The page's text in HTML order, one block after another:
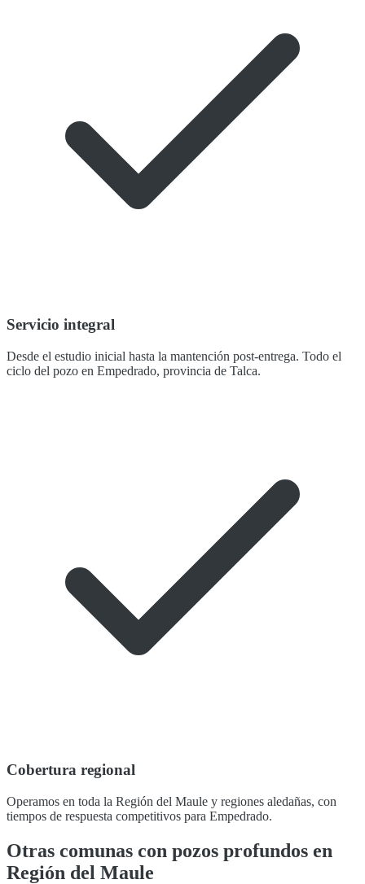
Servicio integral
Desde el estudio inicial hasta la mantención post-entrega. Todo el
ciclo del pozo en Empedrado, provincia de Talca.
Cobertura regional
Operamos en toda la Región del Maule y regiones aledañas, con
tiempos de respuesta competitivos para Empedrado.
Otras comunas con pozos profundos en
Región del Maule